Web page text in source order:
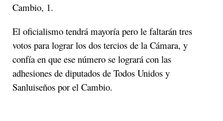
Cambio, 1.
El oficialismo tendrá mayoría pero le faltarán tres
votos para lograr los dos tercios de la Cámara, y
confía en que ese número se logrará con las
adhesiones de diputados de Todos Unidos y
Sanluiseños por el Cambio.